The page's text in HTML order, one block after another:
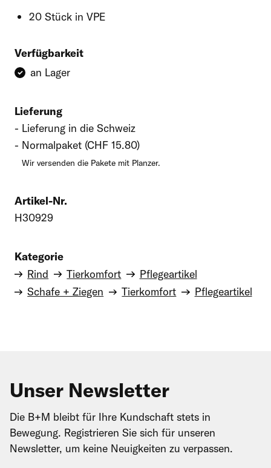
20 Stück in VPE
Verfügbarkeit
an Lager
Lieferung
Lieferung in die Schweiz
Normalpaket (CHF 15.80)
Wir versenden die Pakete mit Planzer.
Artikel-Nr.
H30929
Kategorie
Rind
Tierkomfort
Pflegeartikel
Schafe + Ziegen
Tierkomfort Pflegeartikel
Unser Newsletter
Die B+M bleibt für Ihre Kundschaft stets in
Bewegung. Registrieren Sie sich für unseren
Newsletter, um keine Neuigkeiten zu verpassen.